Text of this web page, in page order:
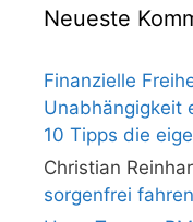
Neueste
Finanzielle
Unabhängigkeit
10 Tipps die
Christian
sorgenfrei